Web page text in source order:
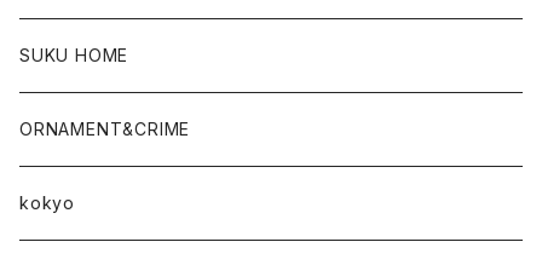
SUKU HOME
ORNAMENT&CRIME
kokyo